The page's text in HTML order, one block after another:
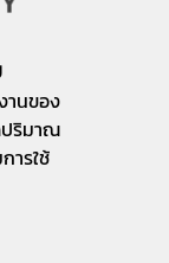
านของ
ปริมาณ
ารใช้